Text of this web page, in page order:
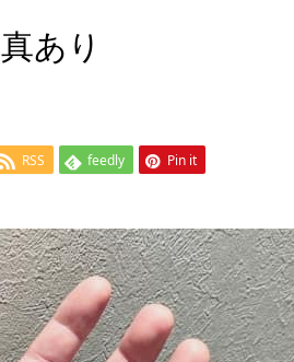
あり
RSS feedly Pin it